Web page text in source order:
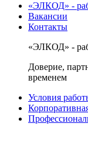
«ЭЛКОД» -
Вакансии
Контакты
«ЭЛКОД» -
Доверие,
временем
Условия